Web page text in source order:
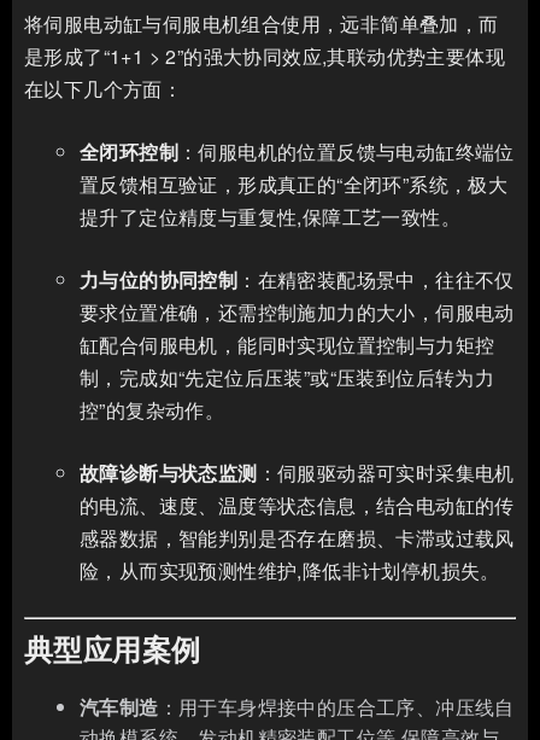
将伺服电动缸与伺服电机组合使用，远非简单叠加，而
是形成了“1+1 > 2”的强大协同效应,其联动优势主要体现
在以下几个方面：
全闭环控制 ：伺服电机的位置反馈与电动缸终端位
置反馈相互验证，形成真正的“全闭环”系统，极大
提升了定位精度与重复性,保障工艺一致性。
力与位的协同控制 ：在精密装配场景中，往往不仅
要求位置准确，还需控制施加力的大小，伺服电动
缸配合伺服电机，能同时实现位置控制与力矩控
制，完成如“先定位后压装”或“压装到位后转为力
控”的复杂动作。
故障诊断与状态监测 ：伺服驱动器可实时采集电机
的电流、速度、温度等状态信息，结合电动缸的传
感器数据，智能判别是否存在磨损、卡滞或过载风
险，从而实现预测性维护,降低非计划停机损失。
典型应用案例
汽车制造 ：用于车身焊接中的压合工序、冲压线自